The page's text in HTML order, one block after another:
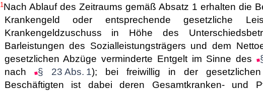
1Nach Ablauf des Zeitraums gemäß Absatz 1 erhalten die
Krankengeld oder entsprechende gesetzliche
Krankengeldzuschuss in Höhe des
Barleistungen des Sozialleistungsträgers und dem
gesetzlichen Abzüge verminderte Entgelt im Sinne des
nach
§ 23 Abs. 1); bei freiwillig in der gesetzlichen
Beschäftigten ist dabei deren Gesamtkranken- und